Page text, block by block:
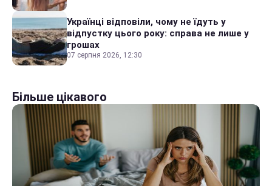
Українці відповіли, чому не їдуть у
відпустку цього року: справа не лише у
грошах
07 серпня 2026, 12:30
Більше цікавого